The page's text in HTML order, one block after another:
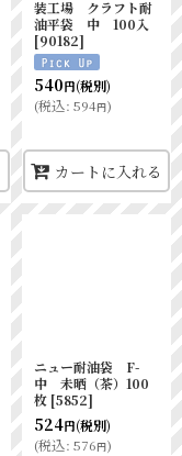
装工場 クラフト耐
油平袋 中 100入
[90182]
540円(税別)
(税込: 594円)
カートに入れる
ニュー耐油袋 F-
中 未晒（茶）100
枚 [5852]
524円(税別)
(税込: 576円)